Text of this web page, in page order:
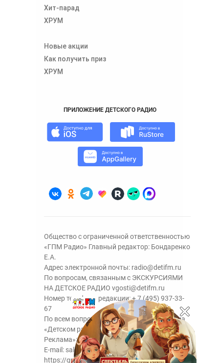
Хит-парад
ХРУМ
Новые акции
Как получить приз
ХРУМ
ПРИЛОЖЕНИЕ ДЕТСКОГО РАДИО
Общество с ограниченной ответственностью
«ГПМ Радио» Главный редактор: Бондаренко
Е.А.
Адрес электронной почты: radio@detifm.ru
По вопросам, связанным с ЭКСКУРСИЯМИ
НА ДЕТСКОЕ РАДИО vgosti@detifm.ru
Номер телефона редакции:+ 7 (495) 937-33-
67
По всем вопросам размещения рекламы на
«Детском радио» - сейлз-хаус «ГПМ
Реклама»:+7 (495) 921-40-41
E-mail: sales@gazprom-media.ru
https://gpmsaleshouse.ru/